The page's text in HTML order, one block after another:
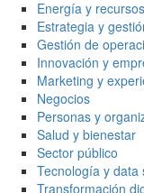
Energía y
Estrategia y
Gestión de
Innovación y
Marketing y
Negocios
Personas y
Salud y bienestar
Sector público
Tecnología y data
Transformación